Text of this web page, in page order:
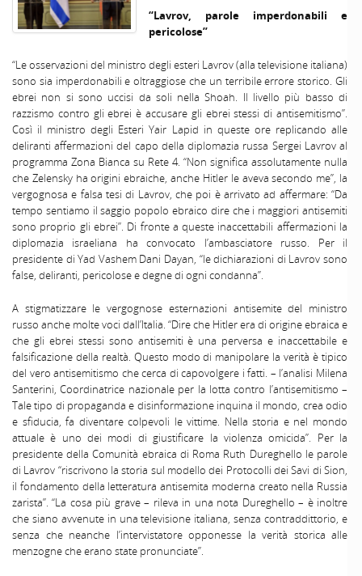
“Lavrov, parole imperdonabili e
pericolose”
“Le osservazioni del ministro degli esteri Lavrov (alla televisione italiana)
sono sia imperdonabili e oltraggiose che un terribile errore storico. Gli
ebrei non si sono uccisi da soli nella Shoah. Il livello più basso di
razzismo contro gli ebrei è accusare gli ebrei stessi di antisemitismo”.
Così il ministro degli Esteri Yair Lapid in queste ore replicando alle
deliranti affermazioni del capo della diplomazia russa Sergei Lavrov al
programma Zona Bianca su Rete 4. “Non significa assolutamente nulla
che Zelensky ha origini ebraiche, anche Hitler le aveva secondo me”, la
vergognosa e falsa tesi di Lavrov, che poi è arrivato ad affermare: “Da
tempo sentiamo il saggio popolo ebraico dire che i maggiori antisemiti
sono proprio gli ebrei”. Di fronte a queste inaccettabili affermazioni la
diplomazia israeliana ha convocato l’ambasciatore russo. Per il
presidente di Yad Vashem Dani Dayan, “le dichiarazioni di Lavrov sono
false, deliranti, pericolose e degne di ogni condanna”.
A stigmatizzare le vergognose esternazioni antisemite del ministro
russo anche molte voci dall’Italia. “Dire che Hitler era di origine ebraica e
che gli ebrei stessi sono antisemiti è una perversa e inaccettabile e
falsificazione della realtà. Questo modo di manipolare la verità è tipico
del vero antisemitismo che cerca di capovolgere i fatti. – l’analisi Milena
Santerini, Coordinatrice nazionale per la lotta contro l’antisemitismo –
Tale tipo di propaganda e disinformazione inquina il mondo, crea odio
e sfiducia, fa diventare colpevoli le vittime. Nella storia e nel mondo
attuale è uno dei modi di giustificare la violenza omicida”. Per la
presidente della Comunità ebraica di Roma Ruth Dureghello le parole
di Lavrov “riscrivono la storia sul modello dei Protocolli dei Savi di Sion,
il fondamento della letteratura antisemita moderna creato nella Russia
zarista”. “La cosa più grave – rileva in una nota Dureghello – è inoltre
che siano avvenute in una televisione italiana, senza contraddittorio, e
senza che neanche l’intervistatore opponesse la verità storica alle
menzogne che erano state pronunciate”.